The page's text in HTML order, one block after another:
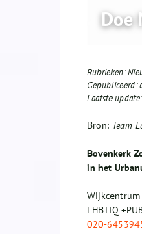
Doe
Rubrieken:
Gepubliceerd:
Laatste update:
Bron: Team
Bovenkerk
in het
LHBTIQ
020-